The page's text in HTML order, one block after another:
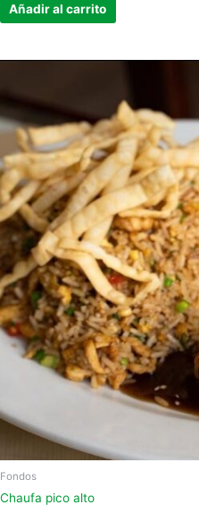
Añadir al carrito
Fondos
Chaufa pico alto